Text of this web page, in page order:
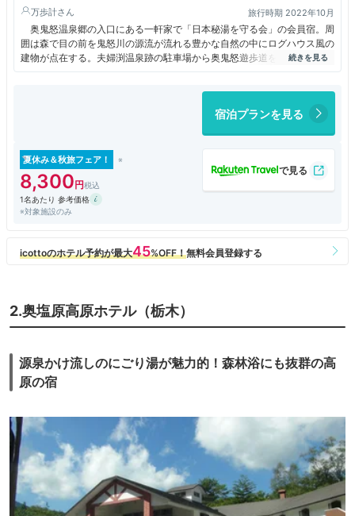
万歩計 旅行時期 2022年10月
奥鬼怒温泉郷の入口にある一軒家で「日本秘湯を守る会」の会員宿。周
囲は森で目の前を鬼怒川の源流が流れる豊かな自然の中にログハウス風の
建物が点在する。夫婦渕温泉跡の駐車場から奥鬼怒遊歩道を歩いて１時間
半だが、宿泊者は送迎バスを利用できる。ここから加仁湯までは徒歩１０
グハウス、後者は１０畳ほどのシンプルな和室。総丸太造りのレストハウ
源泉は１本。木の温かみを感じるこじんまりした内湯と露天風呂があ
る。特に露天風呂は昭和４年の開業時からある「雪見の湯」、滝を正面に
見る混浴の「滝見の湯」、滝の上から露天風呂全体を見下ろす「石楠花の
湯」と、周囲の自然を巧みに利用している。
残念だったのは食事。夕食は鶏と岩魚の塩焼き以外は付け出し程度で、
宿泊プランを見る
夏休み＆秋旅フェア！
8,300
1名あたり 参考価格
※対象施設のみ
2.奥塩原高原ホテル（栃木）
源泉かけ流しのにごり湯が魅力的！森林浴にも抜群の高
原の宿